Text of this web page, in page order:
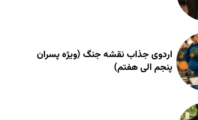
اردوی جذاب نقشه جنگ (ویژه پسران
پنجم الی هفتم)